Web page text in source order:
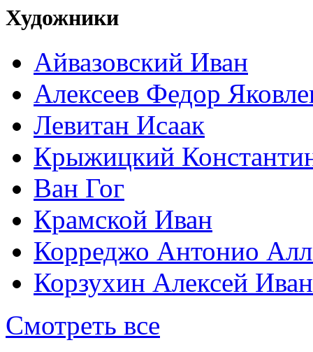
Художники
Айвазовский Иван
Алексеев Федор
Левитан Исаак
Крыжицкий
Ван Гог
Крамской Иван
Корреджо Антонио
Корзухин Алексей
Смотреть все